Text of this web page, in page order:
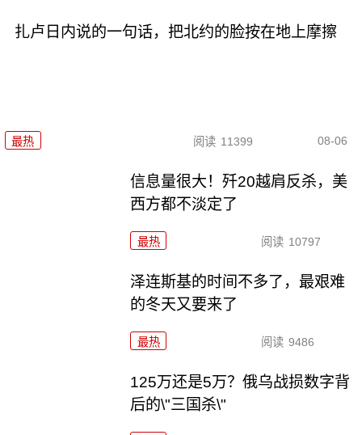
扎卢日内说的一句话，把北约的脸按在地上摩擦
最热 阅读 11399 08-06
信息量很大！歼20越肩反杀，美
西方都不淡定了
最热 阅读 10797
泽连斯基的时间不多了，最艰难
的冬天又要来了
最热 阅读 9486
125万还是5万？俄乌战损数字背
后的\"三国杀\"